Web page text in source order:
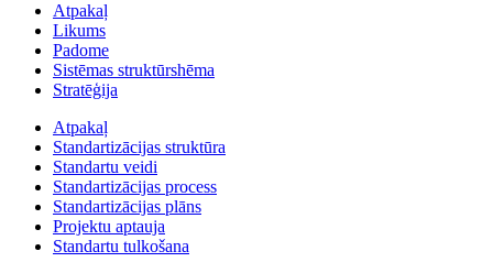
Atpakaļ
Likums
Padome
Sistēmas struktūrshēma
Stratēģija
Atpakaļ
Standartizācijas struktūra
Standartu veidi
Standartizācijas process
Standartizācijas plāns
Projektu aptauja
Standartu tulkošana